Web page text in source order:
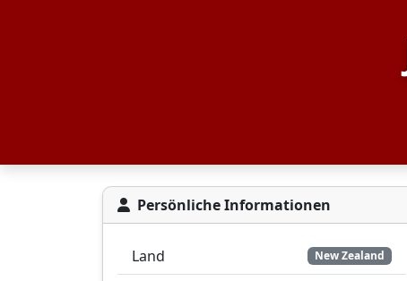
Persönliche Informationen
Land New Zealand